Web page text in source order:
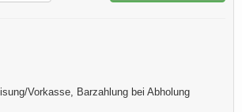
Vorkasse, Barzahlung bei Abholung